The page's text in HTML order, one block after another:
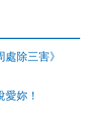
除三害》
妳！